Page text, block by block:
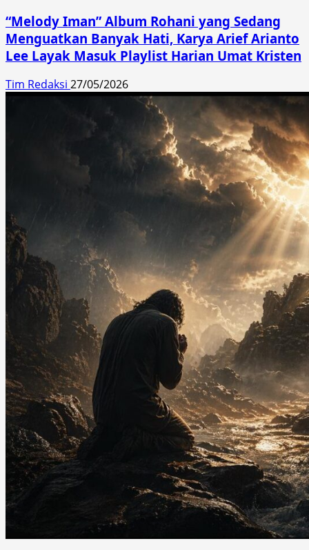
“Melody Iman” Album Rohani yang Sedang
Menguatkan Banyak Hati, Karya Arief Arianto
Lee Layak Masuk Playlist Harian Umat Kristen
Tim Redaksi 27/05/2026